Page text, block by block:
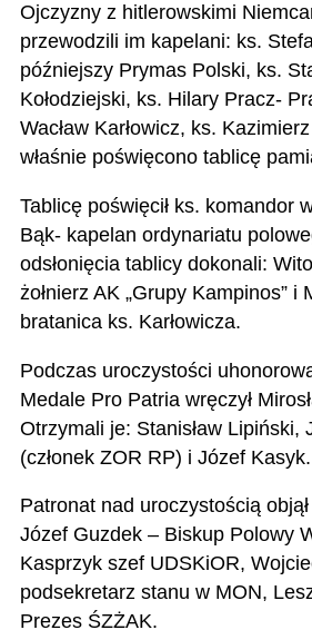
Ojczyzny z hitlerowskimi
przewodzili im kapelani: ks.
późniejszy Prymas Polski, ks.
Kołodziejski, ks. Hilary Pracz-
Wacław Karłowicz, ks.
właśnie poświęcono tablicę
Tablicę poświęcił ks. komandor
Bąk- kapelan ordynariatu
odsłonięcia tablicy dokonali:
żołnierz AK „Grupy Kampinos” i
bratanica ks. Karłowicza.
Podczas uroczystości
Medale Pro Patria wręczył
Otrzymali je: Stanisław Lipiński,
(członek ZOR RP) i Józef Kasyk.
Patronat nad uroczystością
Józef Guzdek – Biskup Polowy
Kasprzyk szef UDSKiOR,
podsekretarz stanu w MON,
Prezes ŚZŻAK.